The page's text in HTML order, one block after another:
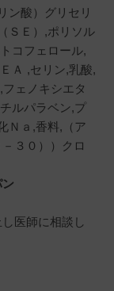
ン酸）グリセリ
ＳＥ）,ポリソル
コフェロール,
Ａ ,セリン,乳酸,
ェノキシエタ
ルパラベン,プ
Ｎａ,香料,（ア
３０））クロ
医師に相談し